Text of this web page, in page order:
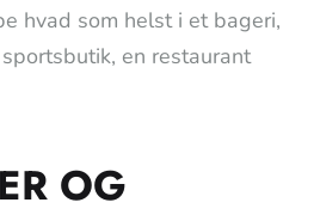
hvad som helst i et bageri,
en restaurant
OG